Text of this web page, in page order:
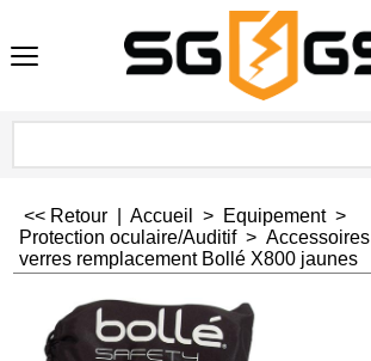
<< Retour Accueil > Equipement>
Protection oculaire/Auditif> Accessoires
verres remplacement Bollé X800 jaunes